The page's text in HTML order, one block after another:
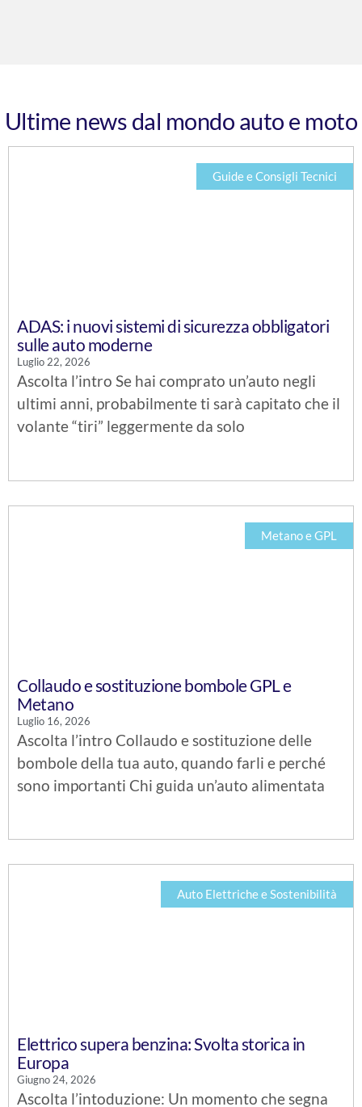
Ultime news dal mondo auto e moto
Guide e Consigli Tecnici
ADAS: i nuovi sistemi di sicurezza obbligatori
sulle auto moderne
Luglio 22, 2026
Ascolta l’intro Se hai comprato un’auto negli
ultimi anni, probabilmente ti sarà capitato che il
volante “tiri” leggermente da solo
Metano e GPL
Collaudo e sostituzione bombole GPL e
Metano
Luglio 16, 2026
Ascolta l’intro Collaudo e sostituzione delle
bombole della tua auto, quando farli e perché
sono importanti Chi guida un’auto alimentata
Auto Elettriche e Sostenibilità
Elettrico supera benzina: Svolta storica in
Europa
Giugno 24, 2026
Ascolta l’intoduzione: Un momento che segna